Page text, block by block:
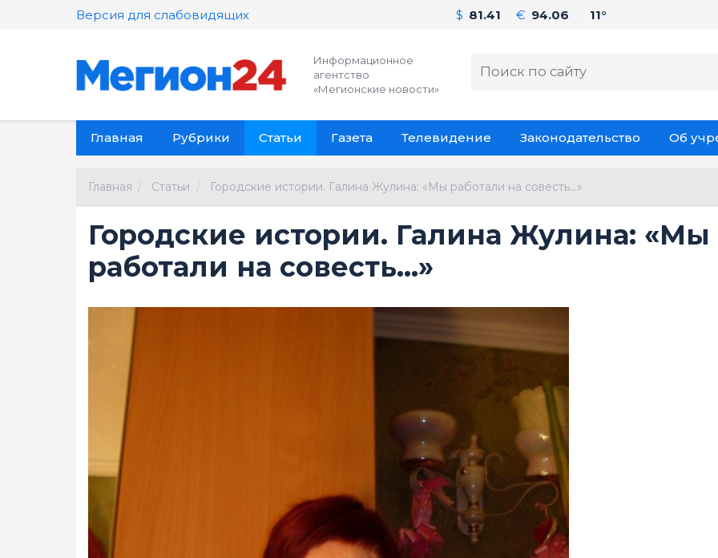
Версия для слабовидящих $ 81.41 € 94.06 11°
Информационное
агентство
«Мегионские новости»
Главная Рубрики Статьи Газета Телевидение Законодательство Об
Главная Статьи Городские истории. Галина Жулина: «Мы работали на совесть…»
Городские истории. Галина Жулина: «Мы
работали на совесть…»